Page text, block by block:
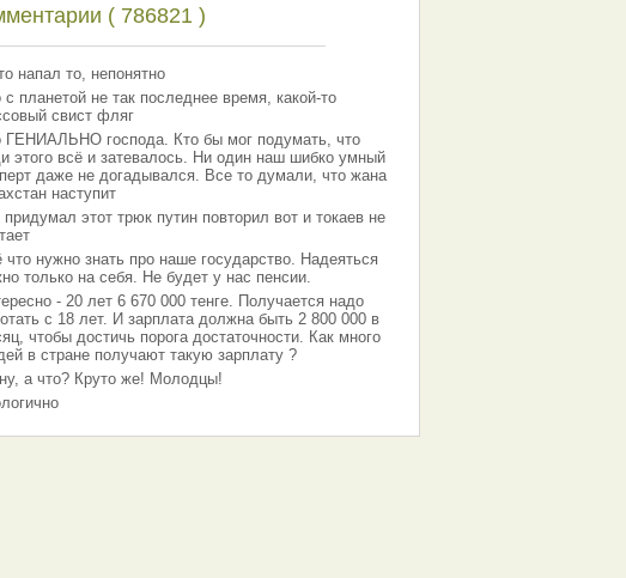
( 786821 )
напал то, непонятно
с планетой не так последнее время, какой-то
свист фляг
ГЕНИАЛЬНО господа. Кто бы мог подумать, что
этого всё и затевалось. Ни один наш шибко умный
даже не догадывался. Все то думали, что жана
наступит
придумал этот трюк путин повторил вот и токаев не
что нужно знать про наше государство. Надеяться
только на себя. Не будет у нас пенсии.
- 20 лет 6 670 000 тенге. Получается надо
с 18 лет. И зарплата должна быть 2 800 000 в
чтобы достичь порога достаточности. Как много
в стране получают такую зарплату ?
а что? Круто же! Молодцы!